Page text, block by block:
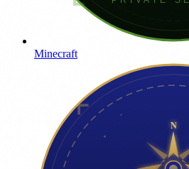
Minecraft